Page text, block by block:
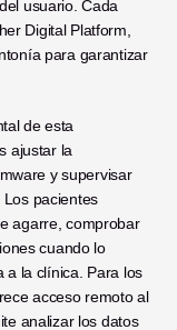
usuario. Cada
Digital Platform,
para garantizar
de esta
ajustar la
y supervisar
pacientes
agarre, comprobar
cuando lo
a la clínica. Para los
acceso remoto al
analizar los datos